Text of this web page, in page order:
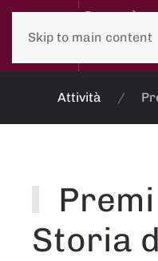
Skip to main content
Attività
Storia